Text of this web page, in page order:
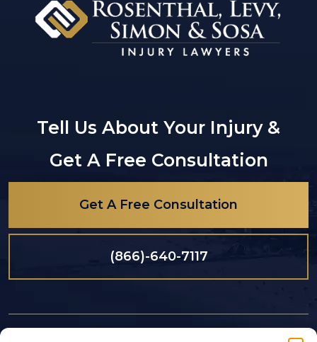
Tell Us About Your Injury &
Get A Free Consultation
Get A Free Consultation
(866)-640-7117